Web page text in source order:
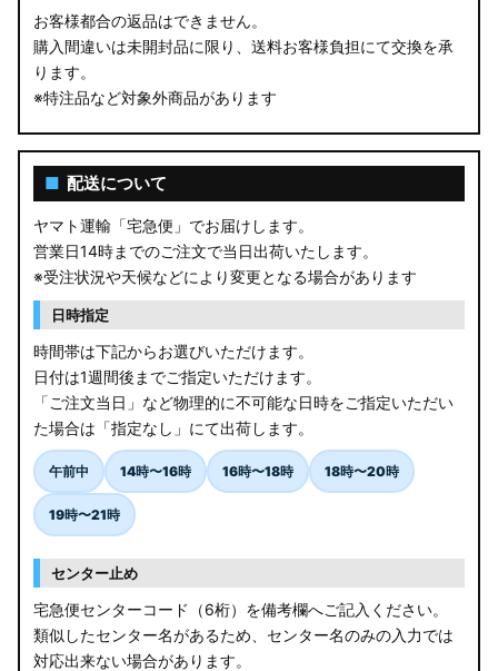
ZC6 BRZ
URJ201 LX570
AGL10W RX450h
USF/UVF4# LS600h
JF5/6 N-BOX カスタム
MK94S/MK54S スペーシア / カスタム
ZCEDS/ZDEDS/ZCDDS/ZDDDS スイフト
AZSH36W/AZSH37W クラウンスポーツ
LA400K コペン
汎用LEDバルブ
アウトレット
JB64W/JB74W/JC74W ジムニー/シエラ/ノマド
お客様都合の返品はできません。
購入間違いは未開封品に限り、送料お客様負担にて交換を承
ります。
※特注品など対象外商品があります
■ 配送について
ヤマト運輸「宅急便」でお届けします。
営業日14時までのご注文で当日出荷いたします。
※受注状況や天候などにより変更となる場合があります
日時指定
時間帯は下記からお選びいただけます。
日付は1週間後までご指定いただけます。
「ご注文当日」など物理的に不可能な日時をご指定いただい
た場合は「指定なし」にて出荷します。
午前中 14時〜16時 16時〜18時 18時〜20時
19時〜21時
センター止め
宅急便センターコード（6桁）を備考欄へご記入ください。
類似したセンター名があるため、センター名のみの入力では
対応出来ない場合があります。